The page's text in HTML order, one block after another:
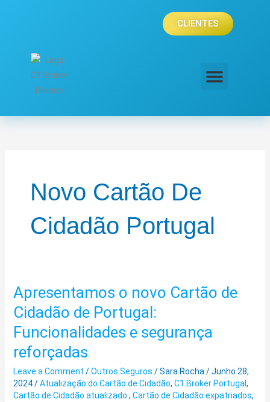
CLIENTES
Novo Cartão De
Cidadão Portugal
Apresentamos o novo Cartão de
Cidadão de Portugal:
Funcionalidades e segurança
reforçadas
Leave a Comment /Outros Seguros /Sara Rocha /Junho 28,
2024/Atualização do Cartão de Cidadão, C1 Broker Portugal ,
Cartão de Cidadão atualizado. , Cartão de Cidadão expatriados,
Apresentamos
o
novo
Cartão
de
de
Portugal: